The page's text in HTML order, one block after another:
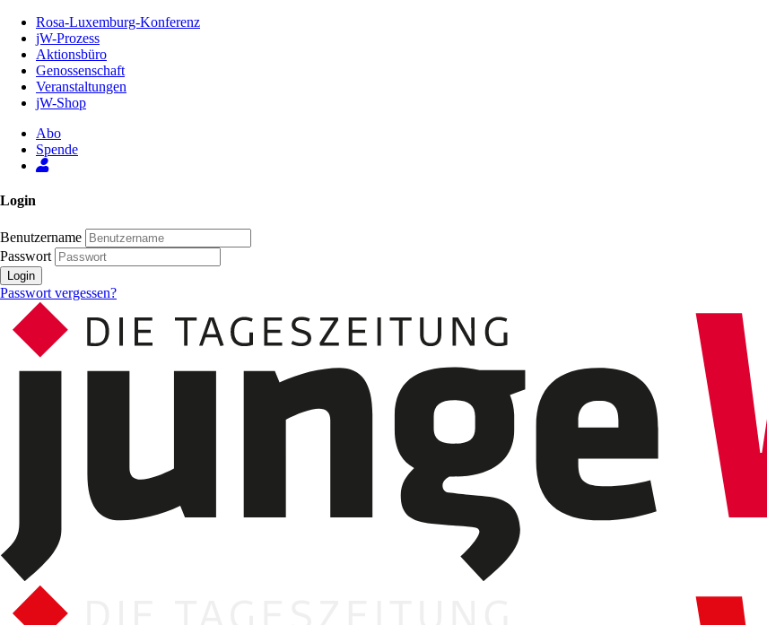
Inhalt
Seite
Rosa-Luxemburg-Konferenz
jW-Prozess
Aktionsbüro
Genossenschaft
Veranstaltungen
jW-Shop
Abo
Spende
Login
Benutzername
Passwort
Login
Passwort vergessen?